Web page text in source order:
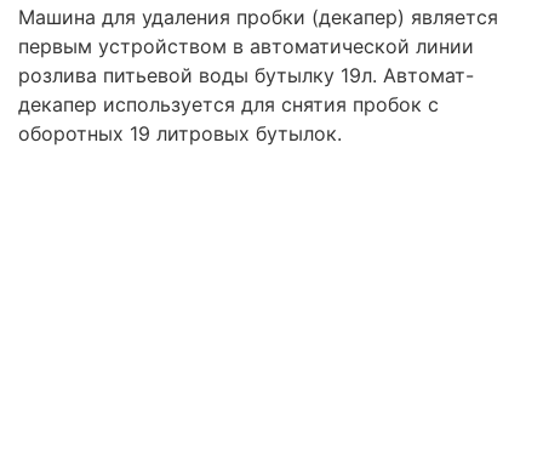
Машина для удаления пробки (декапер) является
первым устройством в автоматической линии
розлива питьевой воды бутылку 19л. Автомат-
декапер используется для снятия пробок с
оборотных 19 литровых бутылок.